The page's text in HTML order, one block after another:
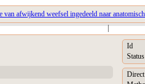
van afwijkend weefsel ingedeeld naar
|
Id
Status